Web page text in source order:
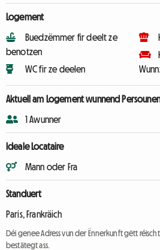
Logement
Buedzëmmer fir deelt ze
benotzen
WC fir ze deelen
Aktuell am Logement wunnend Persounen
1 Awunner
Ideale Locataire
Mann oder Fra
Standuert
Paris, Frankräich
Déi genee Adress vun der Ënnerkunft gëtt
bestätegt ass.